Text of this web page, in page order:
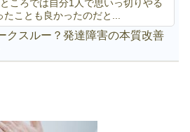
ころでは自分1人で思いっ切りやる
ことも良かったのだと...
クスルー？発達障害の本質改善